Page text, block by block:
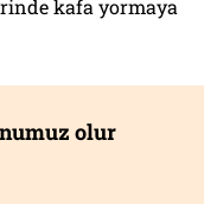
kafa yormaya
olur